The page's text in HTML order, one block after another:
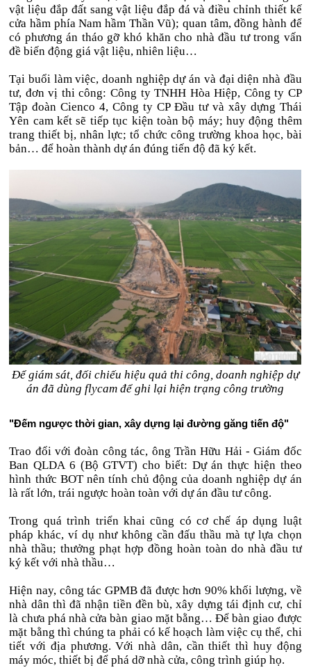
vật liệu đắp đất sang vật liệu đắp đá và điều chỉnh thiết kế
cửa hầm phía Nam hầm Thần Vũ); quan tâm, đồng hành để
có phương án tháo gỡ khó khăn cho nhà đầu tư trong vấn
đề biến động giá vật liệu, nhiên liệu…
Tại buổi làm việc, doanh nghiệp dự án và đại diện nhà đầu
tư, đơn vị thi công: Công ty TNHH Hòa Hiệp, Công ty CP
Tập đoàn Cienco 4, Công ty CP Đầu tư và xây dựng Thái
Yên cam kết sẽ tiếp tục kiện toàn bộ máy; huy động thêm
trang thiết bị, nhân lực; tổ chức công trường khoa học, bài
bản… để hoàn thành dự án đúng tiến độ đã ký kết.
Để giám sát, đối chiếu hiệu quả thi công, doanh nghiệp dự
án đã dùng flycam để ghi lại hiện trạng công trường
"Đếm ngược thời gian, xây dựng lại đường găng tiến độ"
Trao đổi với đoàn công tác, ông Trần Hữu Hải - Giám đốc
Ban QLDA 6 (Bộ GTVT) cho biết: Dự án thực hiện theo
hình thức BOT nên tính chủ động của doanh nghiệp dự án
là rất lớn, trái ngược hoàn toàn với dự án đầu tư công.
Trong quá trình triển khai cũng có cơ chế áp dụng luật
pháp khác, ví dụ như không cần đấu thầu mà tự lựa chọn
nhà thầu; thưởng phạt hợp đồng hoàn toàn do nhà đầu tư
ký kết với nhà thầu…
Hiện nay, công tác GPMB đã được hơn 90% khối lượng, về
nhà dân thì đã nhận tiền đền bù, xây dựng tái định cư, chỉ
là chưa phá nhà cửa bàn giao mặt bằng… Để bàn giao được
mặt bằng thì chúng ta phải có kế hoạch làm việc cụ thể, chi
tiết với địa phương. Với nhà dân, cần thiết thì huy động
máy móc, thiết bị để phá dỡ nhà cửa, công trình giúp họ.